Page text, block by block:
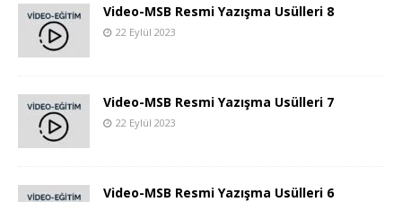
Video-MSB Resmi Yazışma Usülleri 8
22 Eylül 2023
Video-MSB Resmi Yazışma Usülleri 7
22 Eylül 2023
Video-MSB Resmi Yazışma Usülleri 6